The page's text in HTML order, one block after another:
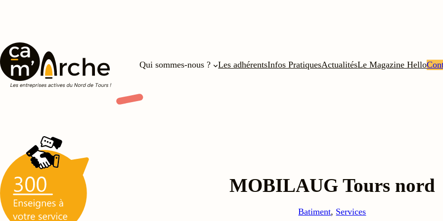
Qui sommes-nous ? Les adhérentsInfos PratiquesActualitésLe Magazine Hello
MOBILAUG Tours nord
Batiment, Services